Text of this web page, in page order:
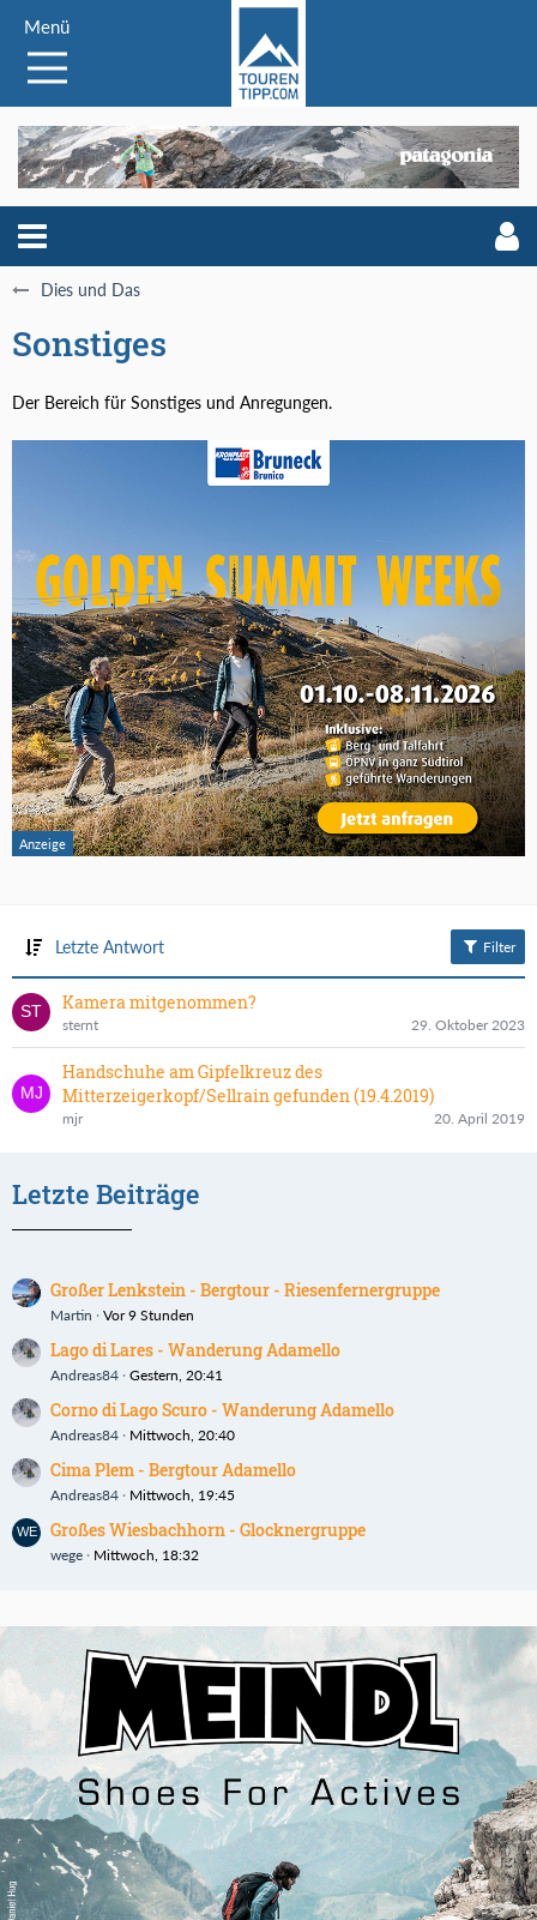
Menü
Dies und Das
Sonstiges
Der Bereich für Sonstiges und Anregungen.
Letzte Antwort Filter
Kamera mitgenommen?
sternt 29. Oktober 2023
Handschuhe am Gipfelkreuz des
Mitterzeigerkopf/Sellrain gefunden (19.4.2019)
mjr 20. April 2019
Letzte Beiträge
Großer Lenkstein - Bergtour - Riesenfernergruppe
Martin Vor 9 Stunden
Lago di Lares - Wanderung Adamello
Andreas84 Gestern, 20:41
Corno di Lago Scuro - Wanderung Adamello
Andreas84 Mittwoch, 20:40
Cima Plem - Bergtour Adamello
Andreas84 Mittwoch, 19:45
Großes Wiesbachhorn - Glocknergruppe
wege Mittwoch, 18:32